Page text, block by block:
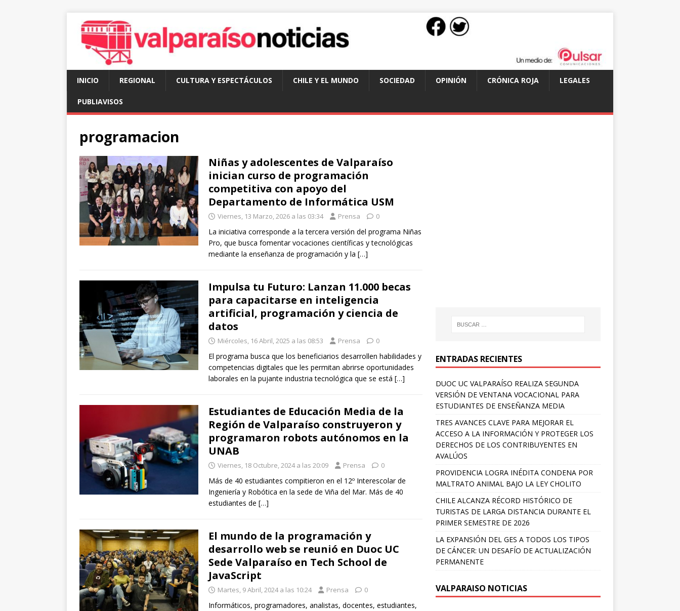
INICIO REGIONAL CULTURA Y ESPECTÁCULOS CHILE Y EL MUNDO SOCIEDAD OPINIÓN CRÓNICA ROJA LEGALES
PUBLIAVISOS
programacion
Niñas y adolescentes de Valparaíso
inician curso de programación
competitiva con apoyo del
Departamento de Informática USM
Viernes, 13 Marzo, 2026 a las 03:34 Prensa 0
La iniciativa corresponde a la tercera versión del programa Niñas
Pro, que busca fomentar vocaciones científicas y tecnológicas
mediante la enseñanza de programación y la […]
Impulsa tu Futuro: Lanzan 11.000 becas
para capacitarse en inteligencia
artificial, programación y ciencia de
datos
Miércoles, 16 Abril, 2025 a las 08:53 Prensa 0
El programa busca que los beneficiarios desarrollen habilidades y
competencias digitales que les permitan abrirse oportunidades
laborales en la pujante industria tecnológica que se está […]
Estudiantes de Educación Media de la
Región de Valparaíso construyeron y
programaron robots autónomos en la
UNAB
Viernes, 18 Octubre, 2024 a las 20:09 Prensa 0
Más de 40 estudiantes compitieron en el 12º Interescolar de
Ingeniería y Robótica en la sede de Viña del Mar. Más de 40
estudiantes de […]
El mundo de la programación y
desarrollo web se reunió en Duoc UC
Sede Valparaíso en Tech School de
JavaScript
Martes, 9 Abril, 2024 a las 10:24 Prensa 0
Informáticos, programadores, analistas, docentes, estudiantes,
ENTRADAS RECIENTES
DUOC UC VALPARAÍSO REALIZA SEGUNDA
VERSIÓN DE VENTANA VOCACIONAL PARA
ESTUDIANTES DE ENSEÑANZA MEDIA
TRES AVANCES CLAVE PARA MEJORAR EL
ACCESO A LA INFORMACIÓN Y PROTEGER LOS
DERECHOS DE LOS CONTRIBUYENTES EN
AVALÚOS
PROVIDENCIA LOGRA INÉDITA CONDENA POR
MALTRATO ANIMAL BAJO LA LEY CHOLITO
CHILE ALCANZA RÉCORD HISTÓRICO DE
TURISTAS DE LARGA DISTANCIA DURANTE EL
PRIMER SEMESTRE DE 2026
LA EXPANSIÓN DEL GES A TODOS LOS TIPOS
DE CÁNCER: UN DESAFÍO DE ACTUALIZACIÓN
PERMANENTE
VALPARAISO NOTICIAS